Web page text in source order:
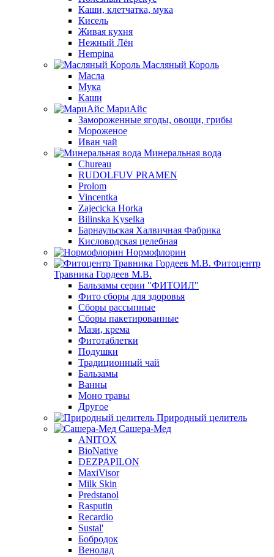
Каши, клетчатка, мука
Кисель
Живая кухня
Нежный Лён
Hempina
Масляный Король
Масла
Мука
Каши
МариАйс
Замороженные ягоды, овощи, грибы
Мороженое
Иван чай
Минеральная вода
Chureau
RUDOLFUV PRAMEN
Prolom
Vincentka
Zajecicka Horka
Bilinska Kyselka
Барнаульская Халвичная Фабрика
Кисловодская целебная
Нормофлорин
Фитоцентр
Травника Гордеев М.В.
Бальзамы серии "ФИТОИЛ"
Фито сборы для здоровья
Сборы рассыпные
Сборы пакетированные
Мази, крема
Фитотаблетки
Подушки
Традиционный чай
Бальзамы
Ванны
Моно травы
Другое
Природный целитель
Сашера-Мед
ANITOX
BioNative
DEZPAPILON
MaxiVisor
Milk Skin
Predstanol
Rasputin
Recardio
Sustal'
Бобродок
Венолад